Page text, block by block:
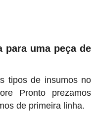
para uma peça de
tipos de insumos no
Pronto prezamos
de primeira linha.